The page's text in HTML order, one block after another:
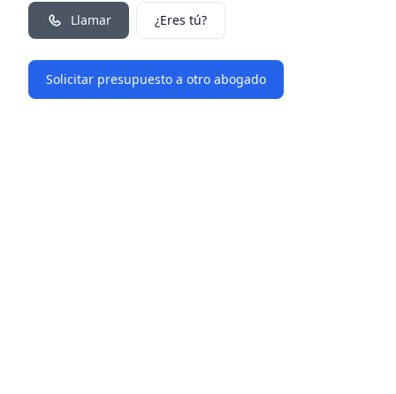
Llamar ¿Eres tú?
Solicitar presupuesto a otro abogado